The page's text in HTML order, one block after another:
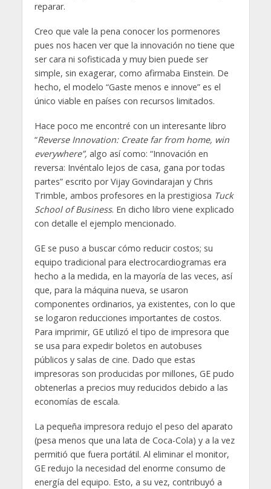
reparar.
Creo que vale la pena conocer los pormenores
pues nos hacen ver que la innovación no tiene que
ser cara ni sofisticada y muy bien puede ser
simple, sin exagerar, como afirmaba Einstein. De
hecho, el modelo “Gaste menos e innove” es el
único viable en países con recursos limitados.
Hace poco me encontré con un interesante libro
“Reverse Innovation: Create far from home, win
everywhere”, algo así como: “Innovación en
reversa: Invéntalo lejos de casa, gana por todas
partes” escrito por Vijay Govindarajan y Chris
Trimble, ambos profesores en la prestigiosa Tuck
School of Business. En dicho libro viene explicado
con detalle el ejemplo mencionado.
GE se puso a buscar cómo reducir costos; su
equipo tradicional para electrocardiogramas era
hecho a la medida, en la mayoría de las veces, así
que, para la máquina nueva, se usaron
componentes ordinarios, ya existentes, con lo que
se logaron reducciones importantes de costos.
Para imprimir, GE utilizó el tipo de impresora que
se usa para expedir boletos en autobuses
públicos y salas de cine. Dado que estas
impresoras son producidas por millones, GE pudo
obtenerlas a precios muy reducidos debido a las
economías de escala.
La pequeña impresora redujo el peso del aparato
(pesa menos que una lata de Coca-Cola) y a la vez
permitió que fuera portátil. Al eliminar el monitor,
GE redujo la necesidad del enorme consumo de
energía del equipo. Esto, a su vez, contribuyó a